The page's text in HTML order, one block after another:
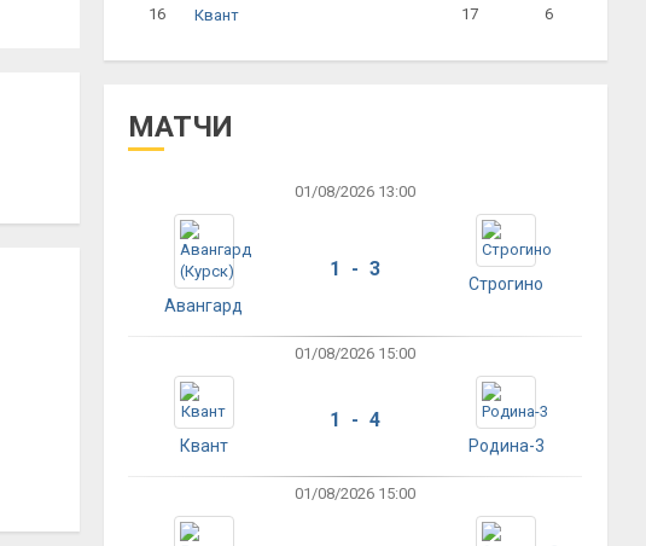
16 Квант 17 6
МАТЧИ
01/08/2026 13:00
Авангард
1 - 3
Строгино
01/08/2026 15:00
Квант
1 - 4
Родина-3
01/08/2026 15:00